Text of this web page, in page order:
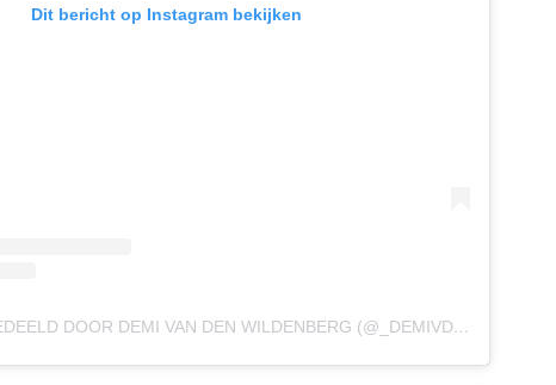
Dit bericht op Instagram bekijken
EEN BERICHT GEDEELD DOOR DEMI VAN DEN WILDENBERG (@_DEMIVDW)